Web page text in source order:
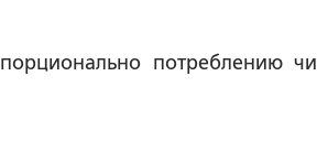
потреблению